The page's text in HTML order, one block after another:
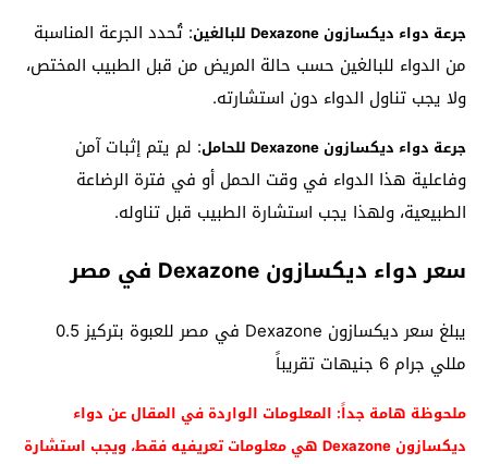
جرعة دواء ديكسازون Dexazone للبالغين
: تُحدد الجرعة المناسبة
من الدواء للبالغين حسب حالة المريض من قبل الطبيب المختص،
ولا يجب تناول الدواء دون استشارته.
جرعة دواء ديكسازون Dexazone للحامل
: لم يتم إثبات آمن
وفاعلية هذا الدواء في وقت الحمل أو في فترة الرضاعة
الطبيعية، ولهذا يجب استشارة الطبيب قبل تناوله.
سعر دواء ديكسازون Dexazone في مصر
يبلغ سعر ديكسازون Dexazone في مصر للعبوة بتركيز 0.5
مللي جرام 6 جنيهات تقريباً
ملحوظة هامة جداً: المعلومات الواردة في المقال عن دواء
ديكسازون Dexazone هي معلومات تعريفيه فقط، ويجب استشارة